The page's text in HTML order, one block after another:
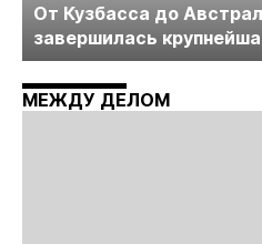
От Кузбасса до
завершилась
технологий «Недра
Майнинг»
МЕЖДУ ДЕЛОМ